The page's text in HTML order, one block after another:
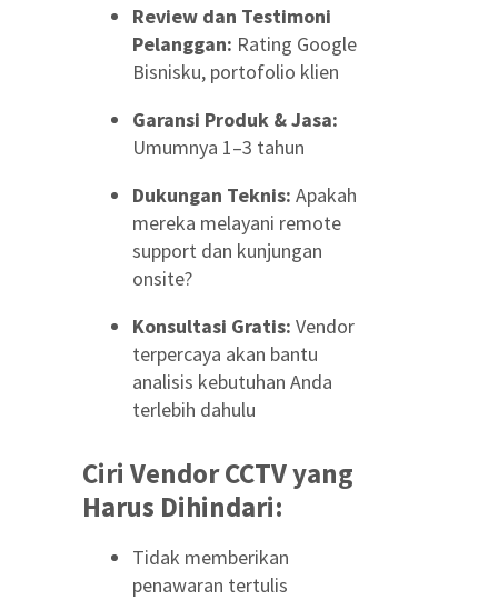
Review dan Testimoni
Pelanggan: Rating Google
Bisnisku, portofolio klien
Garansi Produk & Jasa:
Umumnya 1–3 tahun
Dukungan Teknis: Apakah
mereka melayani remote
support dan kunjungan
onsite?
Konsultasi Gratis: Vendor
terpercaya akan bantu
analisis kebutuhan Anda
terlebih dahulu
Ciri Vendor CCTV yang
Harus Dihindari:
Tidak memberikan
penawaran tertulis